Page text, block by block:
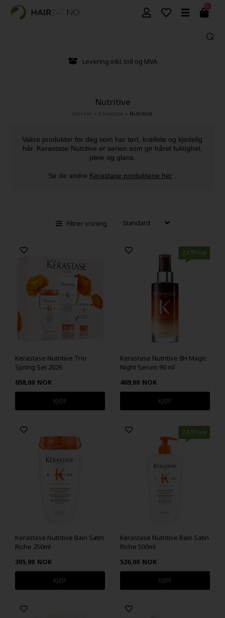
0
Levering inkl. toll og MVA
Nutritive
Merker Kerastase Nutritive
Vakre produkter for deg som har tørt, krøllete og kjedelig
hår. Kerastase Nutritive er serien som gir håret fuktighet,
pleie og glans.
Se de andre Kerastase produktene her
Filtrer visning
Kerastase Nutritive Trio
Spring Set 2026
658,00 NOK
247Price
Kerastase Nutritive 8H Magic
Night Serum 90 ml
469,00 NOK
Kerastase Nutritive Bain Satin
Riche 250ml
305,00 NOK
247Price
Kerastase Nutritive Bain Satin
Riche 500ml
526,00 NOK